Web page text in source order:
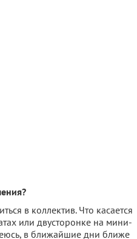
в коллектив. Что касается
или двусторонке на мини-
в ближайшие дни ближе